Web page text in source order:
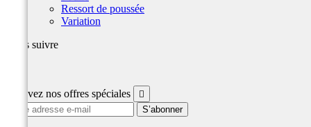
Ressort de poussée
Variation
Nous suivre
Recevez nos offres spéciales 